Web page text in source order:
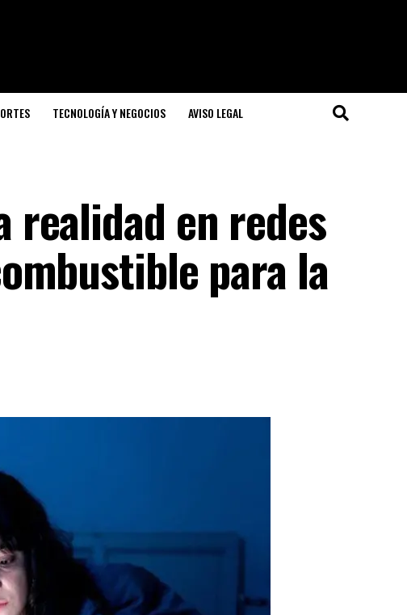
TECNOLOGÍA Y NEGOCIOS AVISO LEGAL
realidad en redes
para la